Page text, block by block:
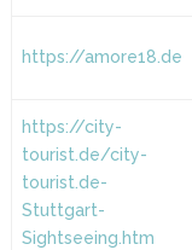
https://amore18.de
https://city-
tourist.de/city-
tourist.de-
Stuttgart-
Sightseeing.htm